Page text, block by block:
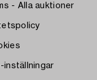
- Alla auktioner
inställningar